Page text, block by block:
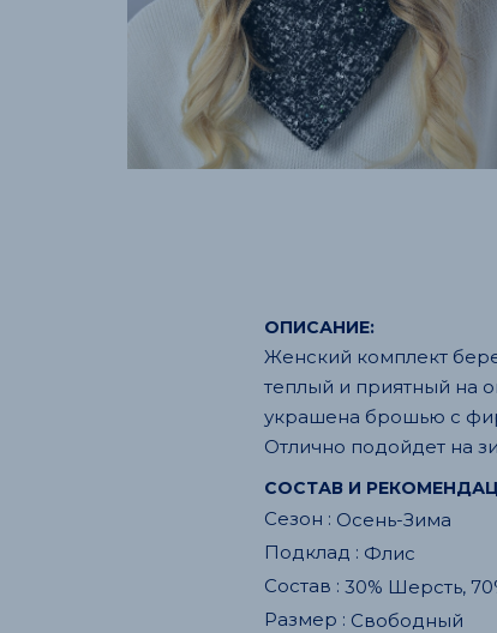
ОПИСАНИЕ:
Женский комплект
теплый и приятный на
украшена брошью с
Отлично подойдет на
СОСТАВ И
Сезон : Осень-Зима
Подклад : Флис
Состав : 30% Шерсть,
Размер : Свободный